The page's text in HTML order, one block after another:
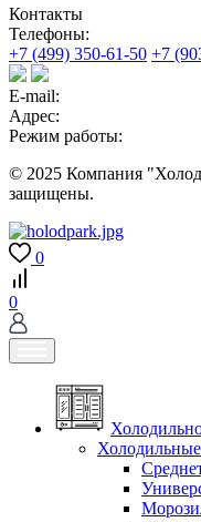
Контакты
Телефоны:
+7 (499) 350-61-50 +7
E-mail:
Адрес:
Режим работы:
© 2025 Компания
защищены.
0
0